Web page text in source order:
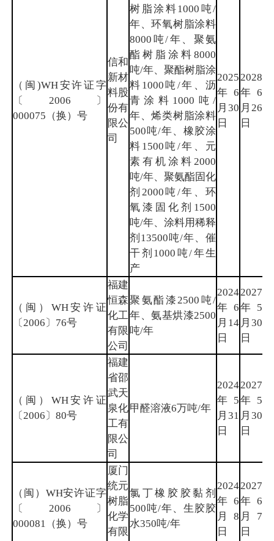
（闽)WH安许证字
〔2006〕
000075（换）号
信和
新材
料股
份有
限公
司
树脂涂料1000吨/
年、环氧树脂涂料
8000吨/年、聚氨
酯树脂涂料8000
吨/年、聚酯树脂涂
料1000吨/年、沥
青涂料1000吨/
年、烯类树脂涂料
500吨/年、橡胶涂
料1500吨/年、元
素有机涂料2000
吨/年、聚氨酯固化
剂2000吨/年、环
氧漆固化剂1500
吨/年、涂料用稀释
剂13500吨/年、催
干剂1000吨/年生
产
2025
年6
月30
日
2028
年6
月26
日
（闽）WH安许证
〔2006〕76号
福建
恒森
化工
有限
公司
聚氨酯漆2500吨/
年、氨基烘漆2500
吨/年
2024
年6
月14
日
2027
年5
月30
日
（闽）WH安许证
〔2006〕80号
福建
省邵
武天
泉化
工有
限公
司
甲醛溶液6万吨/年
2024
年5
月31
日
2027
年5
月30
日
（闽）WH安许证字
〔2006〕
000081（换）号
厦门
统元
树脂
化学
有限
氯丁橡胶胶黏剂
500吨/年、生胶胶
水350吨/年
2024
年6
月8
日
2027
年6
月7
日